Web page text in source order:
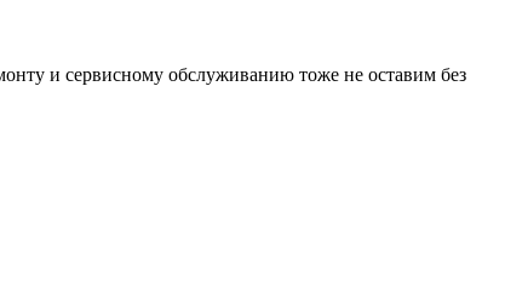
и сервисному обслуживанию тоже не оставим без